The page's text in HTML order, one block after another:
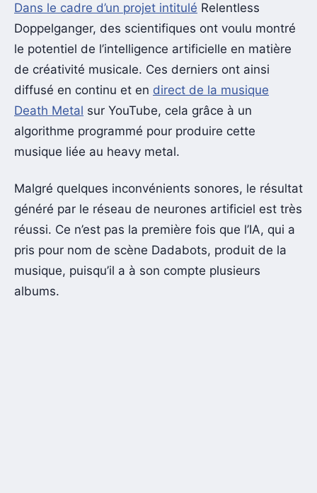
Dans le cadre d’un projet intitulé Relentless
Doppelganger, des scientifiques ont voulu montré
le potentiel de l’intelligence artificielle en matière
de créativité musicale. Ces derniers ont ainsi
diffusé en continu et en direct de la musique
Death Metal sur YouTube, cela grâce à un
algorithme programmé pour produire cette
musique liée au heavy metal.
Malgré quelques inconvénients sonores, le résultat
généré par le réseau de neurones artificiel est très
réussi. Ce n’est pas la première fois que l’IA, qui a
pris pour nom de scène Dadabots, produit de la
musique, puisqu’il a à son compte plusieurs
albums.